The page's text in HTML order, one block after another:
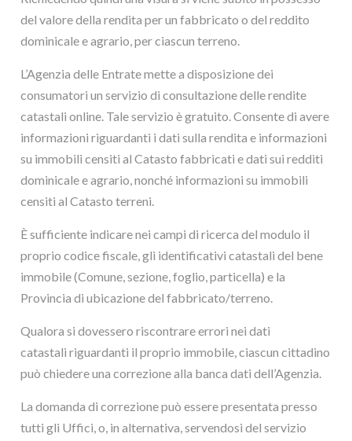
del valore della rendita per un fabbricato o del reddito
dominicale e agrario, per ciascun terreno.
L’Agenzia delle Entrate mette a disposizione dei
consumatori un servizio di consultazione delle rendite
catastali online. Tale servizio è gratuito. Consente di avere
informazioni riguardanti i dati sulla rendita e informazioni
su immobili censiti al Catasto fabbricati e dati sui redditi
dominicale e agrario, nonché informazioni su immobili
censiti al Catasto terreni.
È sufficiente indicare nei campi di ricerca del modulo il
proprio codice fiscale, gli identificativi catastali del bene
immobile (Comune, sezione, foglio, particella) e la
Provincia di ubicazione del fabbricato/terreno.
Qualora si dovessero riscontrare errori nei dati
catastali riguardanti il proprio immobile, ciascun cittadino
può chiedere una correzione alla banca dati dell’Agenzia.
La domanda di correzione può essere presentata presso
tutti gli Uffici, o, in alternativa, servendosi del servizio